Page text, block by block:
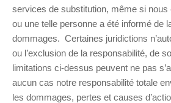
services de substitution, même si nous
ou une telle personne a été informé de
dommages. Certaines juridictions
ou l’exclusion de la responsabilité, de
limitations ci-dessus peuvent ne pas
aucun cas notre responsabilité totale
les dommages, pertes et causes